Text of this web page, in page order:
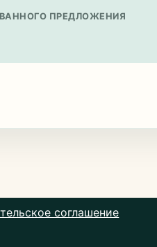
ПРЕДЛОЖЕНИЯ
соглашение